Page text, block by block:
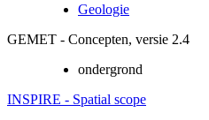
Geologie
GEMET - Concepten, versie 2.4
ondergrond
INSPIRE - Spatial scope